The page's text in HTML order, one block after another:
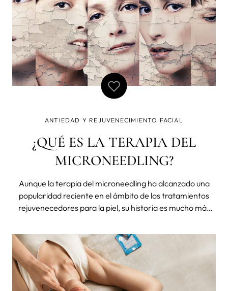
ANTIEDAD Y REJUVENECIMIENTO FACIAL
¿QUÉ ES LA TERAPIA DEL
MICRONEEDLING?
Aunque la terapia del microneedling ha alcanzado una
popularidad reciente en el ámbito de los tratamientos
rejuvenecedores para la piel, su historia es mucho más
antiguas tradiciones de la medicina china, donde se le
conocía c